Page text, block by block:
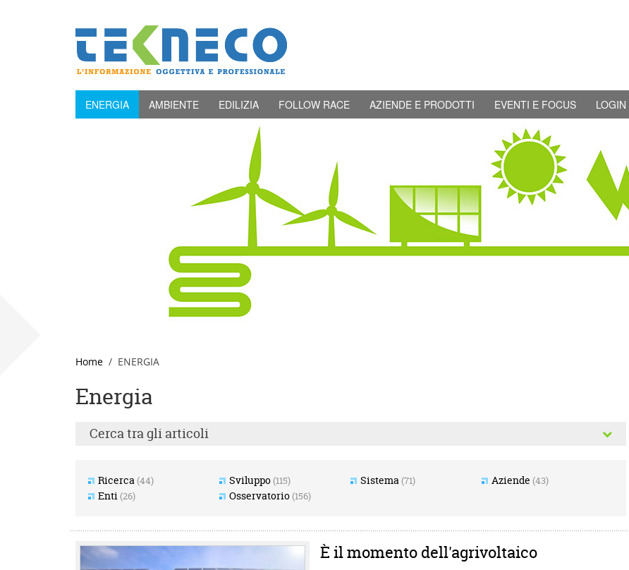
ENERGIA AMBIENTE EDILIZIA FOLLOW RACE AZIENDE E PRODOTTI EVENTI E FOCUS LOGIN
Home ENERGIA
Energia
Cerca tra gli articoli
Ricerca(44)
Enti(26)
Sviluppo(115)
Osservatorio(156)
Sistema(71) Aziende (43)
È il momento dell'agrivoltaico